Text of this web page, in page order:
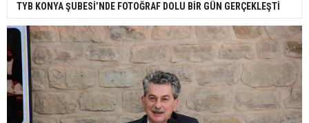
TYB KONYA ŞUBESİ’NDE FOTOĞRAF DOLU BİR GÜN GERÇEKLEŞTİ